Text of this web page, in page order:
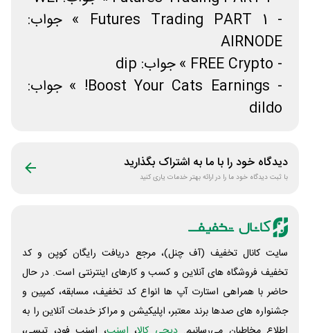
- Futures Trading PART 1 » جواب:
AIRNODE
- FREE Crypto » جواب: dip
- Boost Your Cats Earnings! » جواب:
dildo
دیدگاه خود را با ما به اشتراک بگذارید
با ثبت دیدگاه خود ما را در ارائه بهتر خدمات یاری کنید
سایت کانال تخفیف (آف چنل)، مرجع دریافت رایگان کوپن و کد
تخفیف فروشگاه های آنلاین و کسب و‌ کارهای اینترنتی است. در حال
حاضر با همراهی استارت آپ ها انواع کد تخفیف، مسابقه، کمپین و
جشنواره های صدها برند معتبر، اپلیکیشن و مراکز خدمات آنلاین را به